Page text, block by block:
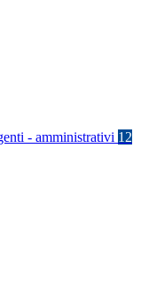
- amministrativi 12